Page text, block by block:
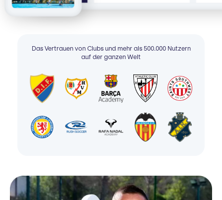
Das Vertrauen von Clubs und mehr als 500.000 Nutzern
auf der ganzen Welt